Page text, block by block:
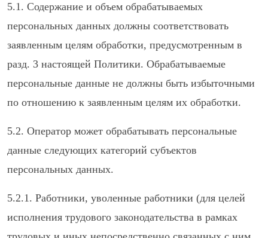
5.1. Содержание и объем обрабатываемых
персональных данных должны соответствовать
заявленным целям обработки, предусмотренным в
разд. 3 настоящей Политики. Обрабатываемые
персональные данные не должны быть избыточными
по отношению к заявленным целям их обработки.
5.2. Оператор может обрабатывать персональные
данные следующих категорий субъектов
персональных данных.
5.2.1. Работники, уволенные работники (для целей
исполнения трудового законодательства в рамках